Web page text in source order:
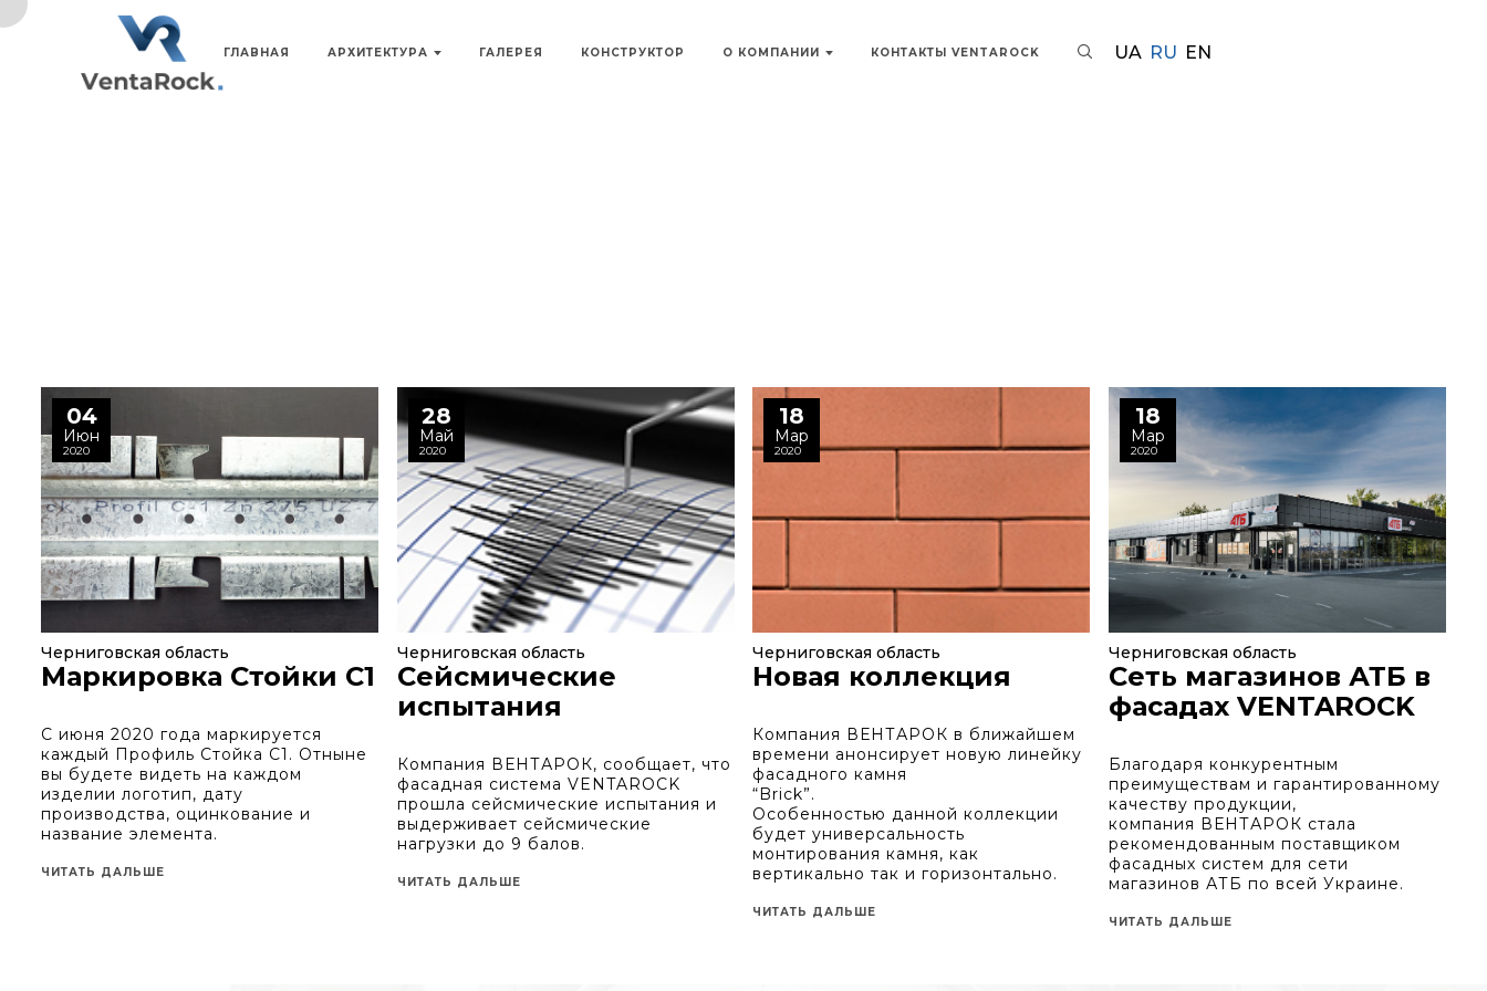
ГЛАВНАЯ АРХИТЕКТУРА ГАЛЕРЕЯ КОНСТРУКТОР О КОМПАНИИ КОНТАКТЫ VENTAROCK UA RU EN
04
Июн
2020
Черниговская область
Маркировка Стойки С1
С июня 2020 года маркируется
каждый Профиль Стойка С1. Отныне
вы будете видеть на каждом
изделии логотип, дату
производства, оцинкование и
название элемента.
ЧИТАТЬ ДАЛЬШЕ
28
Май
2020
Черниговская область
Сейсмические
испытания
Компания ВЕНТАРОК, сообщает, что
фасадная система VENTAROCK
прошла сейсмические испытания и
выдерживает сейсмические
нагрузки до 9 балов.
ЧИТАТЬ ДАЛЬШЕ
18
Мар
2020
Черниговская область
Новая коллекция
Компания ВЕНТАРОК в ближайшем
времени анонсирует новую линейку
фасадного камня
“Brick”.
Особенностью данной коллекции
будет универсальность
монтирования камня, как
вертикально так и горизонтально.
ЧИТАТЬ ДАЛЬШЕ
18
Мар
2020
Черниговская область
Сеть магазинов АТБ в
фасадах VENTAROCK
Благодаря конкурентным
преимуществам и гарантированному
качеству продукции,
компания ВЕНТАРОК стала
рекомендованным поставщиком
фасадных систем для сети
магазинов АТБ по всей Украине.
ЧИТАТЬ ДАЛЬШЕ